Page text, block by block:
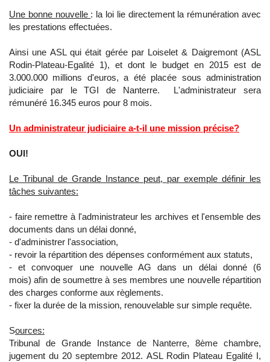
Une bonne nouvelle : la loi lie directement la rémunération avec
les prestations effectuées.
Ainsi une ASL qui était gérée par Loiselet & Daigremont (ASL
Rodin-Plateau-Egalité 1), et dont le budget en 2015 est de
3.000.000 millions d'euros, a été placée sous administration
judiciaire par le TGI de Nanterre. L'administrateur sera
rémunéré 16.345 euros pour 8 mois.
Un administrateur judiciaire a-t-il une mission précise?
OUI!
Le Tribunal de Grande Instance peut, par exemple définir les
tâches suivantes:
- faire remettre à l'administrateur les archives et l'ensemble des
documents dans un délai donné,
- d'administrer l'association,
- revoir la répartition des dépenses conformément aux statuts,
- et convoquer une nouvelle AG dans un délai donné (6
mois) afin de soumettre à ses membres une nouvelle répartition
des charges conforme aux règlements.
- fixer la durée de la mission, renouvelable sur simple requête.
Sources:
Tribunal de Grande Instance de Nanterre, 8ème chambre,
jugement du 20 septembre 2012. ASL Rodin Plateau Egalité I,